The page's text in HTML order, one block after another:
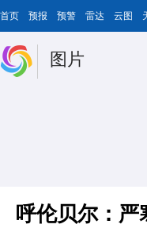
首页 预报 预警 雷达 云图
图片
呼伦贝尔：严